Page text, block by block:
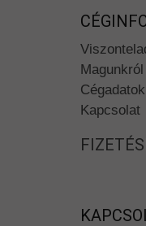
Magunkról
Cégadatok
Kapcsolat